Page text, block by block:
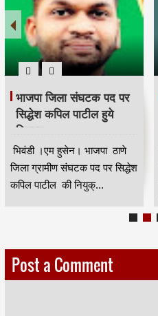
भाजपा जिला संघटक पद पर
सिद्धेश कपिल पाटील हुये
नियुक्त
भिवंडी ।एम हुसेन। भाजपा ठाणे
जिला ग्रामीण संघटक पद पर सिद्धेश
कपिल पाटील की नियुक्...
Post a Comment